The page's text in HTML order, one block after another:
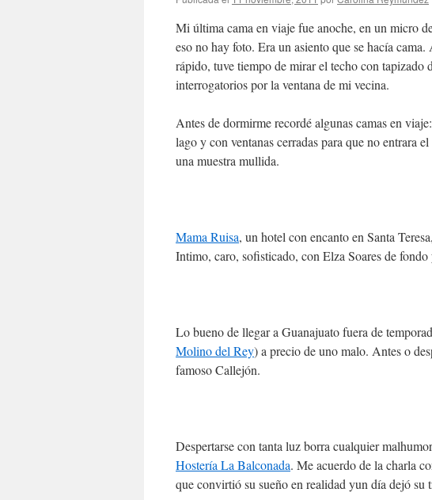
Mi última cama en viaje fue anoche, en un micro
eso no hay foto. Era un asiento que se hacía
rápido, tuve tiempo de mirar el techo con tapizado
interrogatorios por la ventana de mi vecina.
Antes de dormirme recordé algunas camas en
lago y con ventanas cerradas para que no entrara
una muestra mullida.
Mama Ruisa, un hotel con encanto en Santa
Intimo, caro, sofisticado, con Elza Soares de
Lo bueno de llegar a Guanajuato fuera de
Molino del Rey) a precio de uno malo. Antes o
famoso Callejón.
Despertarse con tanta luz borra cualquier
Hostería La Balconada. Me acuerdo de la charla
que convirtió su sueño en realidad yun día dejó su